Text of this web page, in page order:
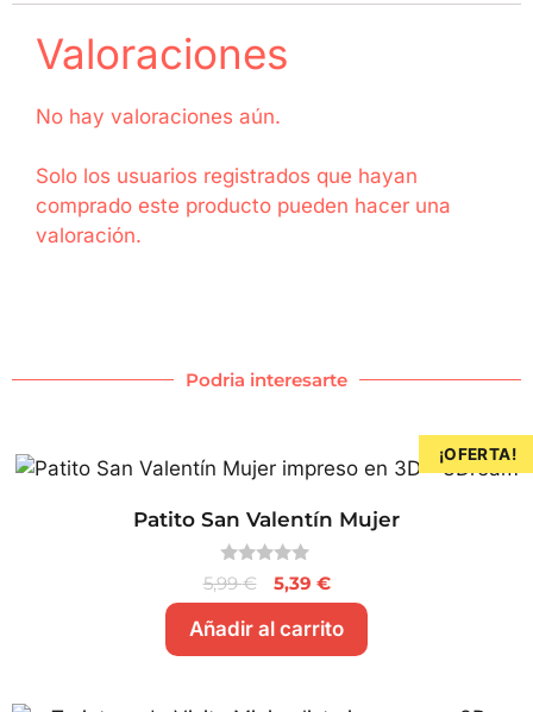
Valoraciones
No hay valoraciones aún.
Solo los usuarios registrados que hayan
comprado este producto pueden hacer una
valoración.
Podria interesarte
¡OFERTA!
Patito San Valentín Mujer
0
d
5
5,99€ 5,39 €
Añadir al carrito